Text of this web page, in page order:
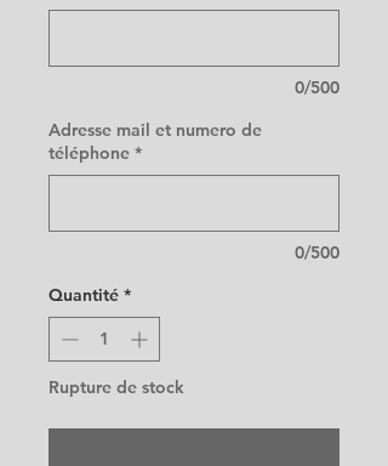
0/500
Adresse mail et numero de
téléphone *
0/500
Quantité *
Rupture de stock